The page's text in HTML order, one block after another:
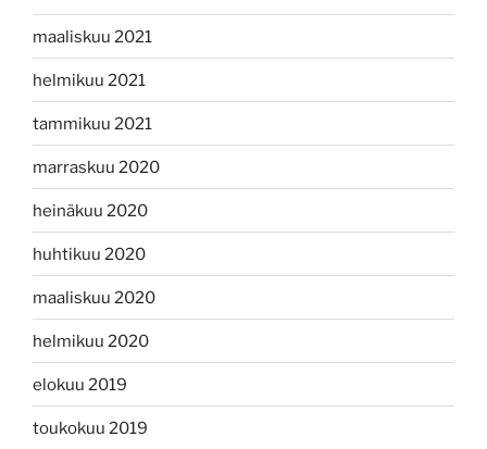
maaliskuu 2021
helmikuu 2021
tammikuu 2021
marraskuu 2020
heinäkuu 2020
huhtikuu 2020
maaliskuu 2020
helmikuu 2020
elokuu 2019
toukokuu 2019